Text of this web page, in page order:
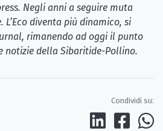
Negli anni a seguire muta
diventa più dinamico, si
rimanendo ad oggi il punto
notizie della Sibaritide-Pollino.
Condividi su: